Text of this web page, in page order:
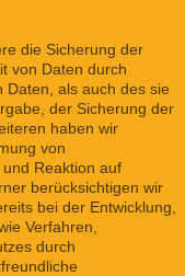
die Sicherung der
von Daten durch
Daten, als auch des sie
der Sicherung der
haben wir
von
Reaktion auf
berücksichtigen wir
bei der Entwicklung,
Verfahren,
durch